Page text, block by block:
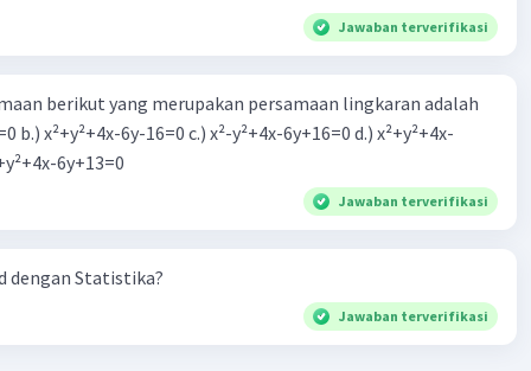
Jawaban terverifikasi
berikut yang merupakan persamaan lingkaran adalah
b.) x²+y²+4x-6y-16=0 c.) x²-y²+4x-6y+16=0 d.) x²+y²+4x-
e.) x²+y²+4x-6y+13=0
Jawaban terverifikasi
dengan Statistika?
Jawaban terverifikasi